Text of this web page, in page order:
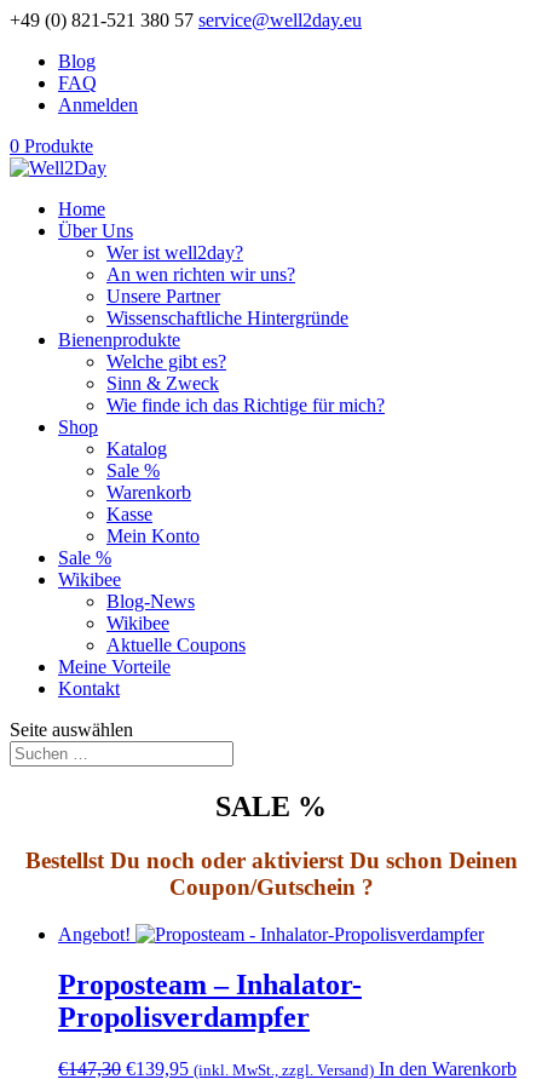
+49 (0) 821-521 380 57 service@well2day.eu
Blog
FAQ
Anmelden
0 Produkte
Home
Über Uns
Wer ist well2day?
An wen richten wir uns?
Unsere Partner
Wissenschaftliche Hintergründe
Bienenprodukte
Welche gibt es?
Sinn & Zweck
Wie finde ich das Richtige für mich?
Shop
Katalog
Sale %
Warenkorb
Kasse
Mein Konto
Sale %
Wikibee
Blog-News
Wikibee
Aktuelle Coupons
Meine Vorteile
Kontakt
Seite auswählen
SALE %
Bestellst Du noch oder aktivierst Du schon Deinen
Coupon/Gutschein ?
Angebot!
Proposteam – Inhalator-
Propolisverdampfer
€147,30 €139,95 (inkl. MwSt., zzgl. Versand) In den Warenkorb